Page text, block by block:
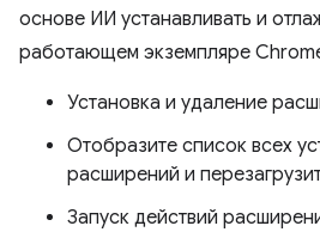
основе ИИ устанавливать и
работающем экземпляре
Установка и удаление
Отобразите список всех
расширений и
Запуск действий